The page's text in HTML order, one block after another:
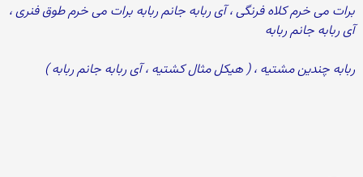
برات می خرم کلاه فرنگی ، آی ربابه جانم ربابه برات می خرم طوق فنری ،
آی ربابه جانم ربابه
ربابه چندین مشتیه ، ( هیکل مثال کشتیه ، آی ربابه جانم ربابه )